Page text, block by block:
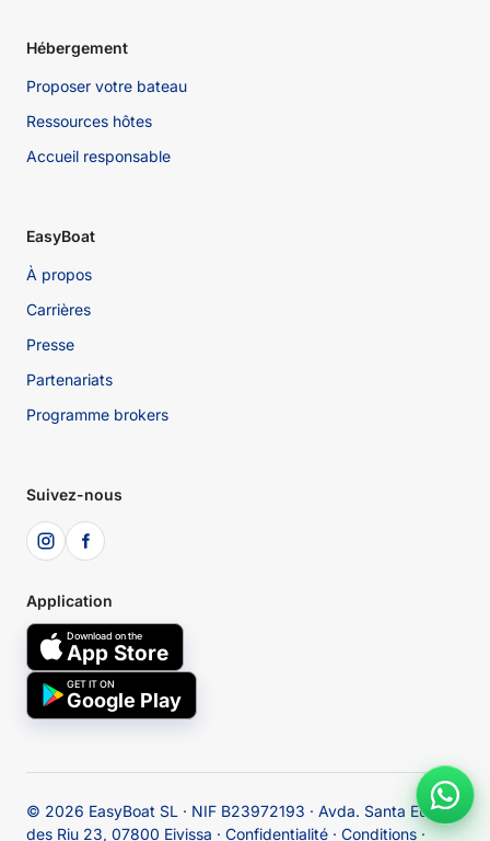
Hébergement
Proposer votre bateau
Ressources hôtes
Accueil responsable
EasyBoat
À propos
Carrières
Presse
Partenariats
Programme brokers
Suivez-nous
Application
Download on the
App Store
GET IT ON
Google Play
© 2026 EasyBoat SL · NIF B23972193 · Avda. Santa Eulària
des Riu 23, 07800 Eivissa · Confidentialité · Conditions ·